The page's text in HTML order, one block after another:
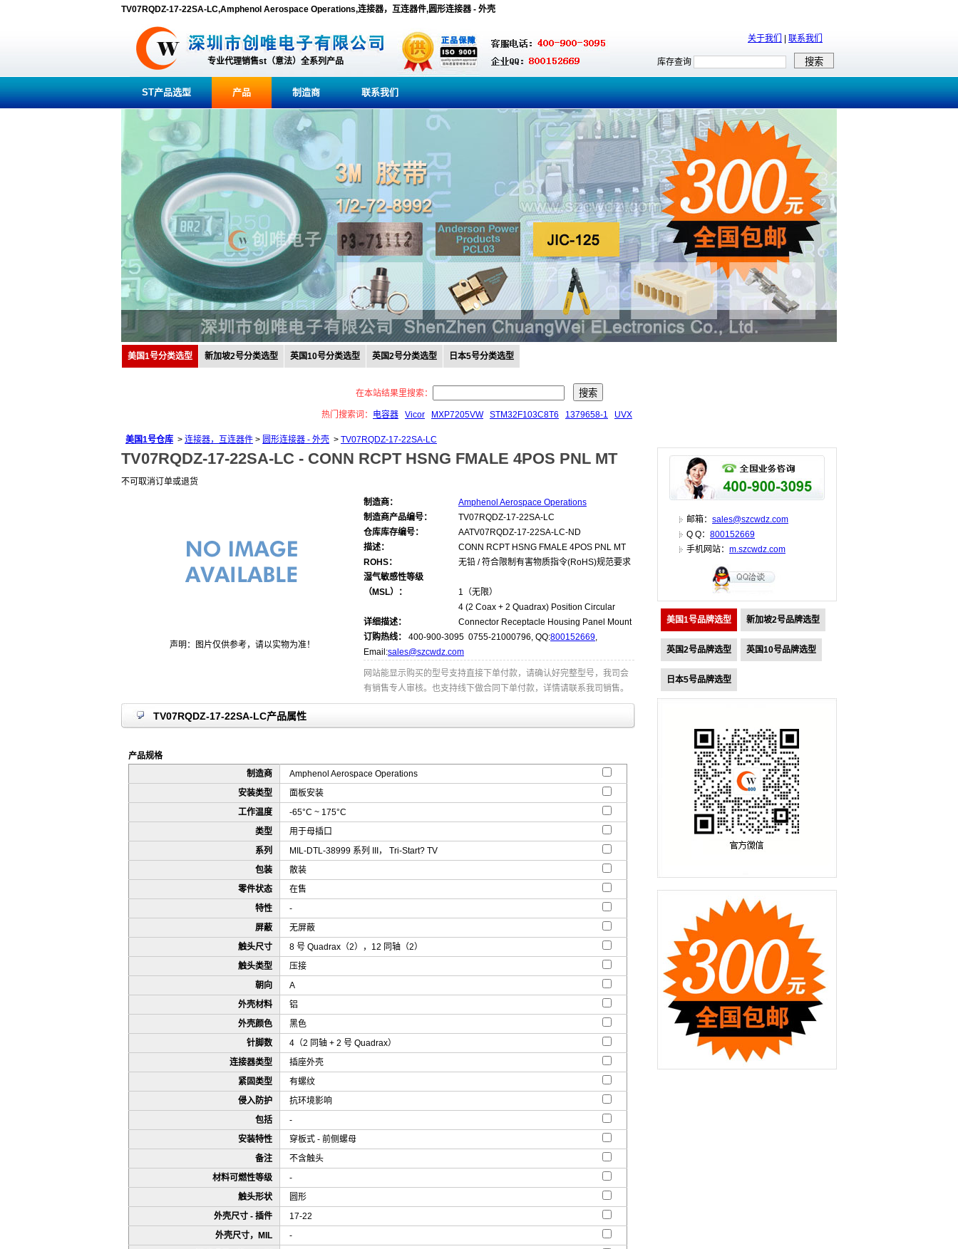
TV07RQDZ-17-22SA-LC,Amphenol Aerospace Operations,连接器，互连器件,圆形连接器 - 外壳
专业代理销售st（意法）全系列产品
关于我们 联系我们
库存查询
ST产品选型 产品 制造商 联系我们
美国1号分类选型 新加坡2号分类选型 英国10号分类选型 英国2号分类选型 日本5号分类选型
在本站结果里搜索：
热门搜索词： 电容器 Vicor MXP7205VW STM32F103C8T6 1379658-1 UVX
美国1号仓库 > 连接器，互连器件 > 圆形连接器 - 外壳 > TV07RQDZ-17-22SA-LC
TV07RQDZ-17-22SA-LC - CONN RCPT HSNG FMALE 4POS PNL MT
不可取消订单或退货
声明：图片仅供参考，请以实物为准！
制造商：
Amphenol Aerospace Operations
制造商产品编号：
TV07RQDZ-17-22SA-LC
仓库库存编号：
AATV07RQDZ-17-22SA-LC-ND
描述：
CONN RCPT HSNG FMALE 4POS PNL MT
ROHS：
无铅 / 符合限制有害物质指令(RoHS)规范要求
湿气敏感性等级
（MSL）：
1（无限）
详细描述：
4 (2 Coax + 2 Quadrax) Position Circular
Connector Receptacle Housing Panel Mount
订购热线：
400-900-3095 0755-21000796, QQ:800152669,
Email:sales@szcwdz.com
网站能显示购买的型号支持直接下单付款，请确认好完整型号，我司会
有销售专人审核。也支持线下做合同下单付款，详情请联系我司销售。
TV07RQDZ-17-22SA-LC产品属性
产品规格
制造商
Amphenol Aerospace Operations
安装类型
面板安装
工作温度
-65°C ~ 175°C
类型
用于母插口
系列
MIL-DTL-38999 系列 III， Tri-Start? TV
包装
散装
零件状态
在售
特性
-
屏蔽
无屏蔽
触头尺寸
8 号 Quadrax（2），12 同轴（2）
触头类型
压接
朝向
A
外壳材料
铝
外壳颜色
黑色
针脚数
4（2 同轴 + 2 号 Quadrax）
连接器类型
插座外壳
紧固类型
有螺纹
侵入防护
抗环境影响
包括
-
安装特性
穿板式 - 前侧螺母
备注
不含触头
材料可燃性等级
-
触头形状
圆形
外壳尺寸 - 插件
17-22
外壳尺寸，MIL
-
邮箱： sales@szcwdz.com
Q Q： 800152669
手机网站： m.szcwdz.com
美国1号品牌选型 新加坡2号品牌选型
英国2号品牌选型 英国10号品牌选型
日本5号品牌选型